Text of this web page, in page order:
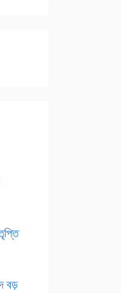
বড়